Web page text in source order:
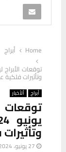
Home
أبراج
وتأثيرات فلكية
أبراج ألأخبار
27 يونيو، 2024